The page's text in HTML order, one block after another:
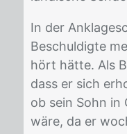
In der
Be­schul­dig­te
hört hät­te. Als
dass er sich
ob sein Sohn in
wäre, da er